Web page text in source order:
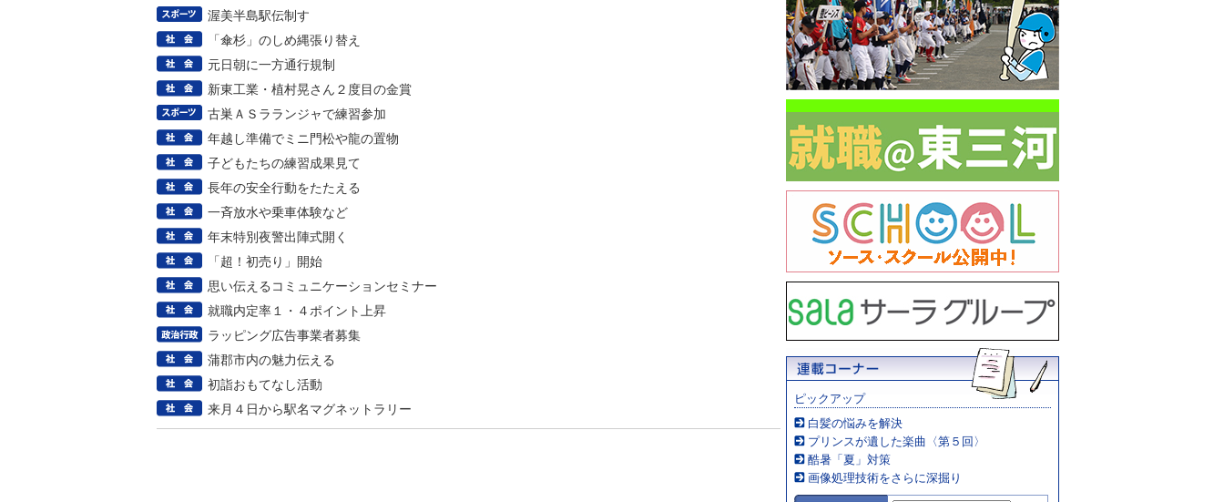
渥美半島駅伝制す
「傘杉」のしめ縄張り替え
元日朝に一方通行規制
新東工業・植村晃さん２度目の金賞
古巣ＡＳラランジャで練習参加
年越し準備でミニ門松や龍の置物
子どもたちの練習成果見て
長年の安全行動をたたえる
一斉放水や乗車体験など
年末特別夜警出陣式開く
「超！初売り」開始
思い伝えるコミュニケーションセミナー
就職内定率１・４ポイント上昇
ラッピング広告事業者募集
蒲郡市内の魅力伝える
初詣おもてなし活動
来月４日から駅名マグネットラリー
ピックアップ
白髪の悩みを解決
プリンスが遺した楽曲〈第５回〉
酷暑「夏」対策
画像処理技術をさらに深掘り